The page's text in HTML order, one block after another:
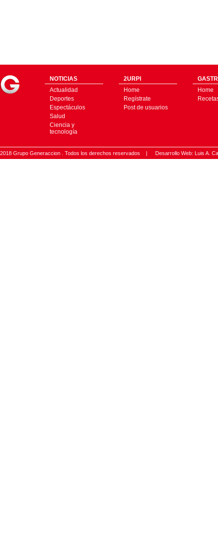
NOTICIAS
Actualidad
Deportes
Espectáculos
Salud
Ciencia y
tecnología
2URPI
Home
Regístrate
Post de usuarios
Home
2018 Grupo Generaccion . Todos los derechos reservados | Desarrollo Web: Luis